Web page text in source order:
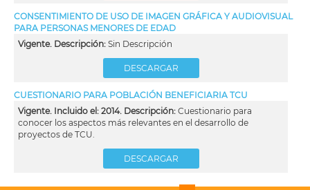
CONSENTIMIENTO DE USO DE IMAGEN GRÁFICA Y AUDIOVISUAL
PARA PERSONAS MENORES DE EDAD
Vigente. Descripción: Sin Descripción
DESCARGAR
CUESTIONARIO PARA POBLACIÓN BENEFICIARIA TCU
Vigente. Incluido el: 2014. Descripción: Cuestionario para
conocer los aspectos más relevantes en el desarrollo de
proyectos de TCU.
DESCARGAR